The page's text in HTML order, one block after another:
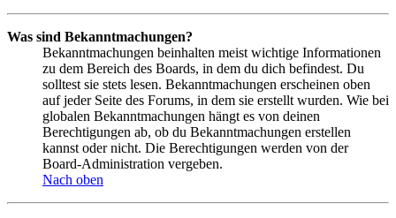
Was sind Bekanntmachungen?
Bekanntmachungen beinhalten meist wichtige Informationen
zu dem Bereich des Boards, in dem du dich befindest. Du
solltest sie stets lesen. Bekanntmachungen erscheinen oben
auf jeder Seite des Forums, in dem sie erstellt wurden. Wie bei
globalen Bekanntmachungen hängt es von deinen
Berechtigungen ab, ob du Bekanntmachungen erstellen
kannst oder nicht. Die Berechtigungen werden von der
Board-Administration vergeben.
Nach oben